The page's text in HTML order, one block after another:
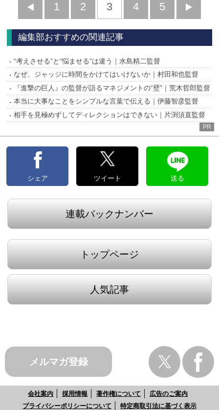
前
へ
1 2 3 4 5
へ
編集部おすすめの関連記事
“考えさせる”と“悩ませる”は違う｜水島精二監督
なぜ、ジャッジに時間をかけてはいけないか｜村田和也監督
『進撃の巨人』の監督が語るマネジメントの“壁”｜荒木哲郎監督
本当に大事なことをシンプルな言葉で伝える｜伊藤智彦監督
相手を見極めずしてディレクションはできない｜片渕須直監督
PR
シェア ツイート 送る
連載バックナンバー
トップページ
人気記事
メルマガ登録
会社案内 採用情報 著作権について
広告のご案内
プライバシーポリシーについて
特定商取引法に基づく表示